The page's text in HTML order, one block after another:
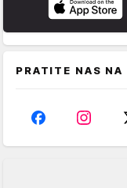
PRATITE NAS NA